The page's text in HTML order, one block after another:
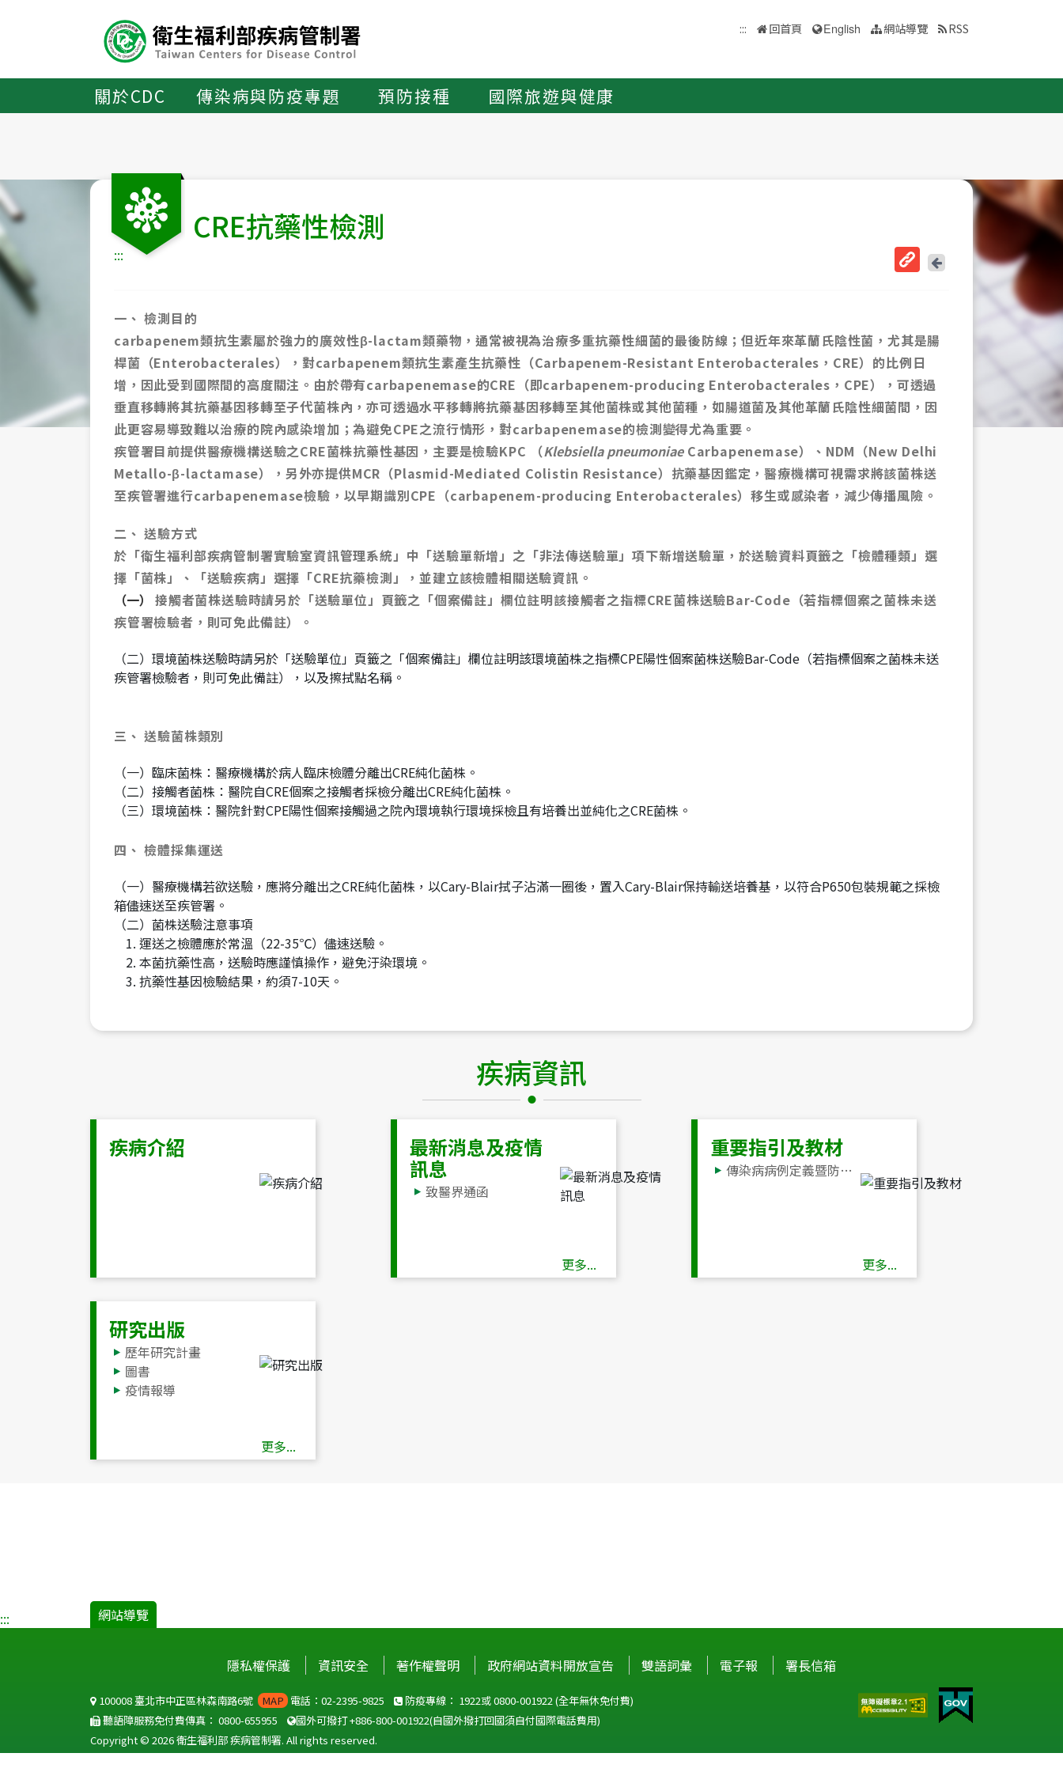
區
::: 回首頁 English 網站導覽 RSS
關於CDC 傳染病與防疫專題 預防接種 國際旅遊與健康
CRE抗藥性檢測
:::
網
址
回
上
一、 檢測目的
carbapenem類抗生素屬於強力的廣效性β-lactam類藥物，通常被視為治療多重抗藥性細菌的最後防線；但近年來革蘭氏陰性菌，尤其是腸
桿菌（Enterobacterales），對carbapenem類抗生素產生抗藥性（Carbapenem-Resistant Enterobacterales，CRE）的比例日
增，因此受到國際間的高度關注。由於帶有carbapenemase的CRE（即carbapenem-producing Enterobacterales，CPE），可透過
垂直移轉將其抗藥基因移轉至子代菌株內，亦可透過水平移轉將抗藥基因移轉至其他菌株或其他菌種，如腸道菌及其他革蘭氏陰性細菌間，因
此更容易導致難以治療的院內感染增加；為避免CPE之流行情形，對carbapenemase的檢測變得尤為重要。
疾管署目前提供醫療機構送驗之CRE菌株抗藥性基因，主要是檢驗KPC （Klebsiella pneumoniaeCarbapenemase）、NDM（New Delhi
Metallo-β-lactamase），另外亦提供MCR（Plasmid-Mediated Colistin Resistance）抗藥基因鑑定，醫療機構可視需求將該菌株送
至疾管署進行carbapenemase檢驗，以早期識別CPE（carbapenem-producing Enterobacterales）移生或感染者，減少傳播風險。
二、 送驗方式
於「衛生福利部疾病管制署實驗室資訊管理系統」中「送驗單新增」之「非法傳送驗單」項下新增送驗單，於送驗資料頁籤之「檢體種類」選
擇「菌株」、「送驗疾病」選擇「CRE抗藥檢測」，並建立該檢體相關送驗資訊。
（一） 接觸者菌株送驗時請另於「送驗單位」頁籤之「個案備註」欄位註明該接觸者之指標CRE菌株送驗Bar-Code（若指標個案之菌株未送
疾管署檢驗者，則可免此備註）。
（二）環境菌株送驗時請另於「送驗單位」頁籤之「個案備註」欄位註明該環境菌株之指標CPE陽性個案菌株送驗Bar-Code（若指標個案之菌株未送
疾管署檢驗者，則可免此備註），以及擦拭點名稱。
三、 送驗菌株類別
（一）臨床菌株：醫療機構於病人臨床檢體分離出CRE純化菌株。
（二）接觸者菌株：醫院自CRE個案之接觸者採檢分離出CRE純化菌株。
（三）環境菌株：醫院針對CPE陽性個案接觸過之院內環境執行環境採檢且有培養出並純化之CRE菌株。
四、 檢體採集運送
（一）醫療機構若欲送驗，應將分離出之CRE純化菌株，以Cary-Blair拭子沾滿一圈後，置入Cary-Blair保持輸送培養基，以符合P650包裝規範之採檢
箱儘速送至疾管署。
（二）菌株送驗注意事項
運送之檢體應於常溫（22-35℃）儘速送驗。
本菌抗藥性高，送驗時應謹慎操作，避免汙染環境。
抗藥性基因檢驗結果，約須7-10天。
疾病資訊
疾病介紹 最新消息及疫情
訊息
致醫界通函
更多...
重要指引及教材
傳染病病例定義暨防疫檢體採檢送驗事項
更多...
研究出版
歷年研究計畫
圖書
疫情報導
更多...
::: 網站導覽
隱私權保護 資訊安全 著作權聲明 政府網站資料開放宣告 雙語詞彙 電子報 署長信箱
100008 臺北市中正區林森南路6號 MAP 電話：02-2395-9825 防疫專線： 1922或0800-001922(全年無休免付費)
聽語障服務免付費傳真： 0800-655955 國外可撥打+886-800-001922(自國外撥打回國須自付國際電話費用)
Copyright © 2026 衛生福利部 疾病管制署. All rights reserved.